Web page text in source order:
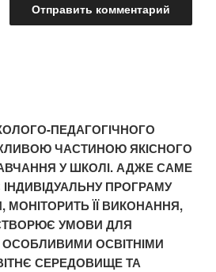
ПЕДАГОГІЧНОГО
ЧАСТИНОЮ ЯКІСНОГО
У ШКОЛІ. АДЖЕ САМЕ
ПРОГРАМУ
МОНІТОРИТЬ ЇЇ ВИКОНАННЯ,
УМОВИ ДЛЯ
З ОСОБЛИВИМИ ОСВІТНІМИ
СЕРЕДОВИЩЕ ТА